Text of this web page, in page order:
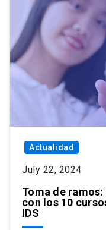
Actualidad
July 22, 2024
Toma de
con los 10
IDS